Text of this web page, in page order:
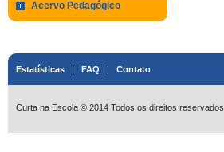
Acervo Pedagógico
Estatísticas | FAQ | Contato
Curta na Escola © 2014 Todos os direitos reservados.